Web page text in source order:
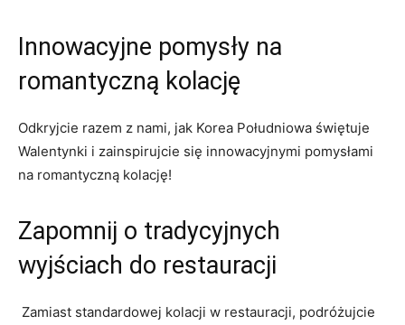
Innowacyjne pomysły na
romantyczną kolację
Odkryjcie razem z ​nami, jak Korea Południowa świętuje‍
Walentynki i zainspirujcie się innowacyjnymi pomysłami
na romantyczną kolację!
Zapomnij​ o tradycyjnych
wyjściach do restauracji
​ Zamiast standardowej kolacji w restauracji, podróżujcie